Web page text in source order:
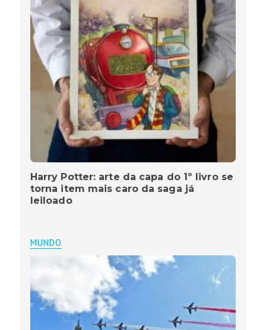
Harry Potter: arte da capa do 1º livro se
torna item mais caro da saga já
leiloado
MUNDO